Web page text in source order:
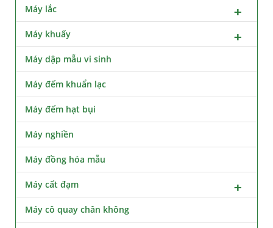
Máy lắc
Máy khuấy
Máy dập mẫu vi sinh
Máy đếm khuẩn lạc
Máy đếm hạt bụi
Máy nghiền
Máy đồng hóa mẫu
Máy cất đạm
Máy cô quay chân không